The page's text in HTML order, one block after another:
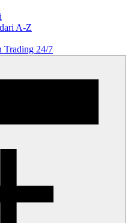
A-Z
Trading 24/7